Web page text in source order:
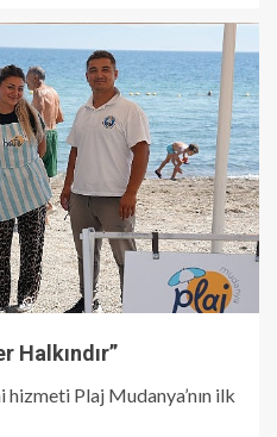
Halkındır”
Plaj Mudanya’nın ilk